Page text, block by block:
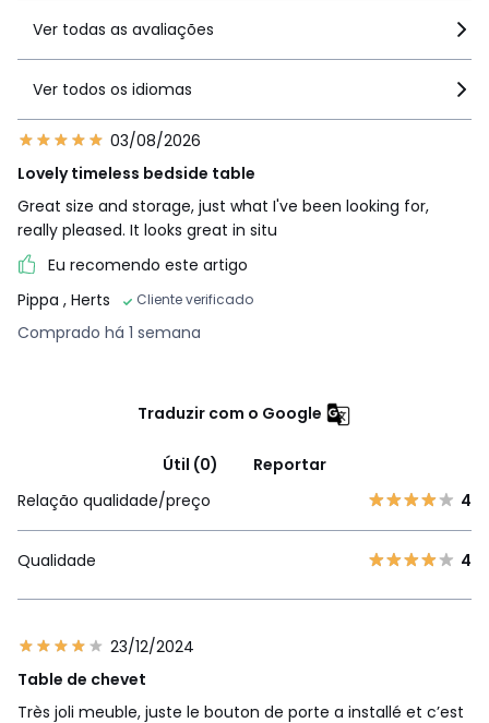
Ver todas as avaliações
Ver todos os idiomas
03/08/2026
Lovely timeless bedside table
Great size and storage, just what I've been looking for,
really pleased. It looks great in situ
Eu recomendo este artigo
Pippa , Herts Cliente verificado
Comprado há 1 semana
Traduzir com o Google
Útil (0)
Reportar
Relação qualidade/preço
4
Qualidade 4
23/12/2024
Table de chevet
Très joli meuble, juste le bouton de porte a installé et c’est